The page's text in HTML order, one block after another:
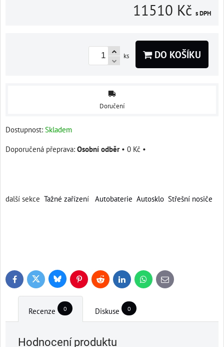
11510 Kč s DPH
ks DO KOŠÍKU
Doručení
Dostupnost: Skladem
Osobní odběr • 0 Kč •
další sekce Tažné zařízení Autobaterie Autosklo Střešní nosiče
FacebookTwitter BlueskyPinterestReddit LinkedInWhatsApp
E-
mail
Recenze 0 Diskuse 0
Hodnocení produktu